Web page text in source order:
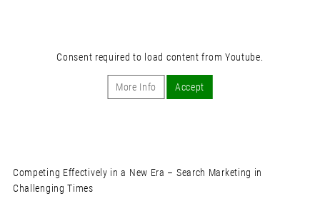
Consent required to load content from Youtube.
More Info Accept
Competing Effectively in a New Era – Search Marketing in
Challenging Times